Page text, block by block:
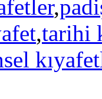
,
,tarihi